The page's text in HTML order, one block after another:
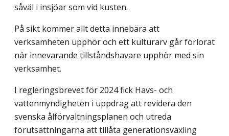
såväl i insjöar som vid kusten.
På sikt kommer allt detta innebära att
verksamheten upphör och ett kulturarv går förlorat
när innevarande tillståndshavare upphör med sin
verksamhet.
I regleringsbrevet för 2024 fick Havs- och
vattenmyndigheten i uppdrag att revidera den
svenska ålförvaltningsplanen och utreda
förutsättningarna att tillåta generations­växling